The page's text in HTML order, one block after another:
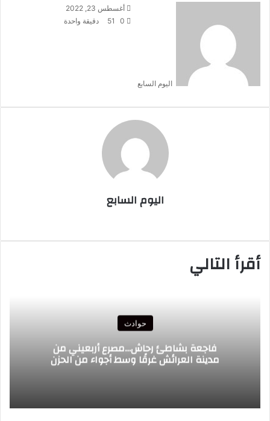
اليوم السابع
أرسل
بريدا
أغسطس 23, 2022
0
51 دقيقة واحدة
اليوم السابع
أقرأ التالي
حوادث
فاجعة بشاطئ رحاش…مصرع أربعيني من
مدينة العرائش غرقًا وسط أجواء من الحزن